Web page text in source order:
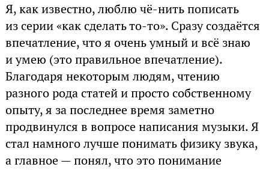
Я, как известно, люблю чё-нить пописать
из серии «как сделать то-то». Сразу создаётся
впечатление, что я очень умный и всё знаю
и умею (это правильное впечатление).
Благодаря некоторым людям, чтению
разного рода статей и просто собственному
опыту, я за последнее время заметно
продвинулся в вопросе написания музыки. Я
стал намного лучше понимать физику звука,
а главное — понял, что это понимание